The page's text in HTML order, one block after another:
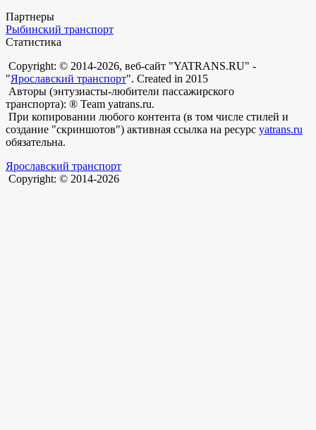
Партнеры
Рыбинский транспорт
Статистика
Copyright: © 2014-2026, веб-сайт "YATRANS.RU" -
"Ярославский транспорт". Created in 2015
Авторы (энтузиасты-любители пассажирского
транспорта): ® Team yatrans.ru.
При копировании любого контента (в том числе стилей и
создание "скриншотов") активная ссылка на ресурс yatrans.ru
обязательна.
Ярославский транспорт
Copyright: © 2014-2026